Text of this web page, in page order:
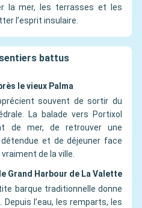
la mer, les terrasses et les
l’esprit insulaire.
battus
le vieux Palma
souvent de sortir du
La balade vers Portixol
de mer, de retrouver une
et de déjeuner face
de la ville.
Grand Harbour de La Valette
barque traditionnelle donne
l’eau, les remparts, les